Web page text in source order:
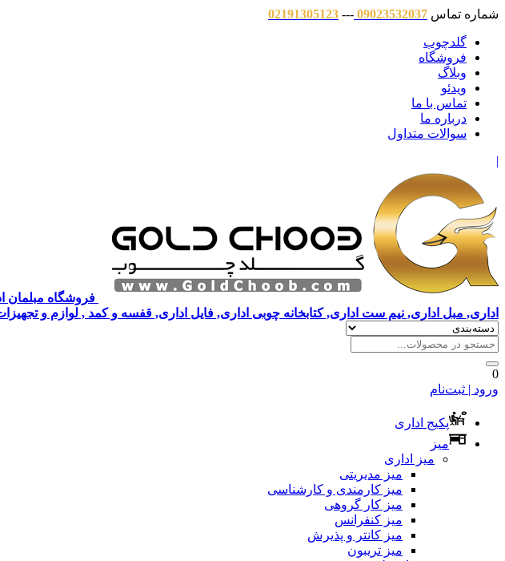
شماره تماس 09023532037
---
02191305123
گلدچوب
فروشگاه
وبلاگ
ویدئو
تماس با ما
درباره ما
سوالات متداول
|
فروشگاه مبلمان
اداری, مبل اداری, نیم ست اداری, کتابخانه چوبی اداری, فایل اداری, قفسه و کمد , لوازم و
0
ورود | ثبت‌نام
پکیج اداری
میز
میز اداری
میز مدیریتی
میز کارمندی و کارشناسی
میز کار گروهی
میز کنفرانس
میز کانتر و پذیرش
میز تریبون